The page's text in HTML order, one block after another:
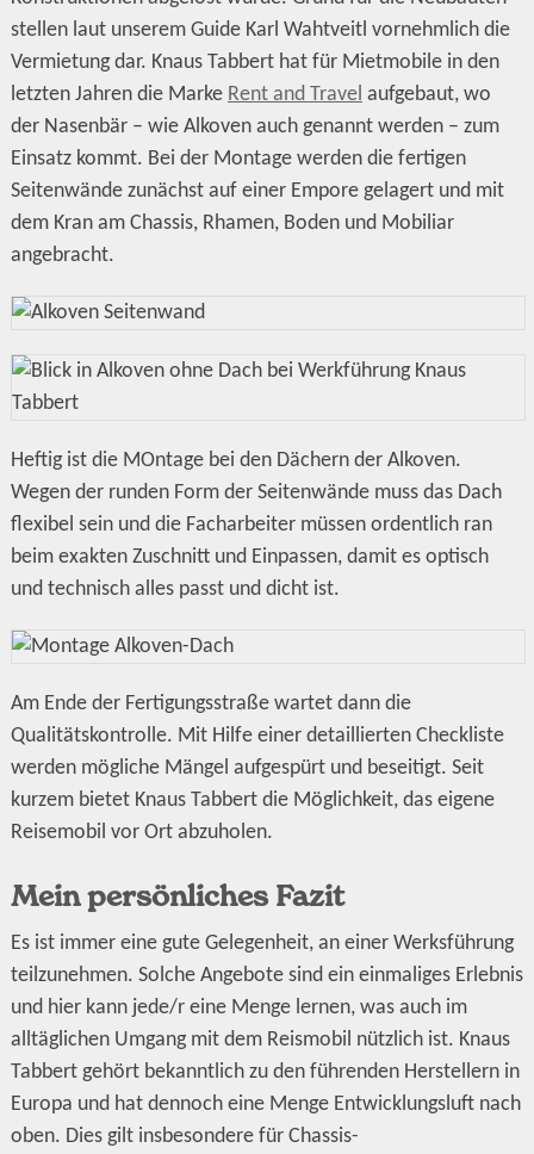
stellen laut unserem Guide Karl Wahtveitl vornehmlich die
Vermietung dar. Knaus Tabbert hat für Mietmobile in den
letzten Jahren die Marke Rent and Travel aufgebaut, wo
der Nasenbär – wie Alkoven auch genannt werden – zum
Einsatz kommt. Bei der Montage werden die fertigen
Seitenwände zunächst auf einer Empore gelagert und mit
dem Kran am Chassis, Rhamen, Boden und Mobiliar
angebracht.
Heftig ist die MOntage bei den Dächern der Alkoven.
Wegen der runden Form der Seitenwände muss das Dach
flexibel sein und die Facharbeiter müssen ordentlich ran
beim exakten Zuschnitt und Einpassen, damit es optisch
und technisch alles passt und dicht ist.
Am Ende der Fertigungsstraße wartet dann die
Qualitätskontrolle. Mit Hilfe einer detaillierten Checkliste
werden mögliche Mängel aufgespürt und beseitigt. Seit
kurzem bietet Knaus Tabbert die Möglichkeit, das eigene
Reisemobil vor Ort abzuholen.
Mein persönliches Fazit
Es ist immer eine gute Gelegenheit, an einer Werksführung
teilzunehmen. Solche Angebote sind ein einmaliges Erlebnis
und hier kann jede/r eine Menge lernen, was auch im
alltäglichen Umgang mit dem Reismobil nützlich ist. Knaus
Tabbert gehört bekanntlich zu den führenden Herstellern in
Europa und hat dennoch eine Menge Entwicklungsluft nach
oben. Dies gilt insbesondere für Chassis-